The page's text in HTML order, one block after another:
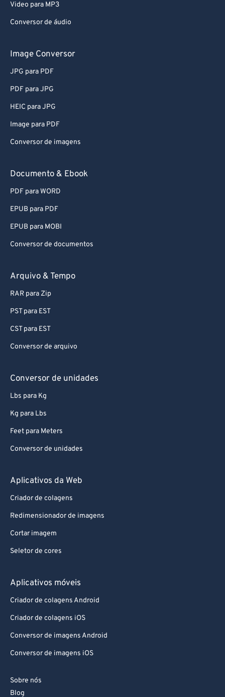
Video para MP3
Conversor de áudio
Image Conversor
JPG para PDF
PDF para JPG
HEIC para JPG
Image para PDF
Conversor de imagens
Documento & Ebook
PDF para WORD
EPUB para PDF
EPUB para MOBI
Conversor de documentos
Arquivo & Tempo
RAR para Zip
PST para EST
CST para EST
Conversor de arquivo
Conversor de unidades
Lbs para Kg
Kg para Lbs
Feet para Meters
Conversor de unidades
Aplicativos da Web
Criador de colagens
Redimensionador de imagens
Cortar imagem
Seletor de cores
Aplicativos móveis
Criador de colagens Android
Criador de colagens iOS
Conversor de imagens Android
Conversor de imagens iOS
Sobre nós
Blog